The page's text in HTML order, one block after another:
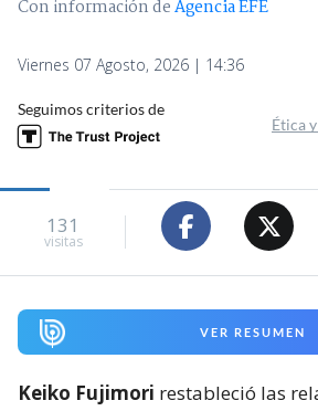
Con información deAgencia EFE
Viernes 07 Agosto, 2026 | 14:36
Seguimos criterios de
Ética
131
visitas
VER RESUMEN
Keiko Fujimori restableció las